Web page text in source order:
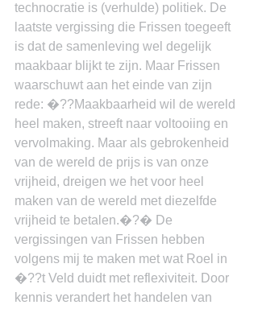
technocratie is (verhulde) politiek. De
laatste vergissing die Frissen toegeeft
is dat de samenleving wel degelijk
maakbaar blijkt te zijn. Maar Frissen
waarschuwt aan het einde van zijn
rede: �??Maakbaarheid wil de wereld
heel maken, streeft naar voltooiing en
vervolmaking. Maar als gebrokenheid
van de wereld de prijs is van onze
vrijheid, dreigen we het voor heel
maken van de wereld met diezelfde
vrijheid te betalen.�?� De
vergissingen van Frissen hebben
volgens mij te maken met wat Roel in
�??t Veld duidt met reflexiviteit. Door
kennis verandert het handelen van